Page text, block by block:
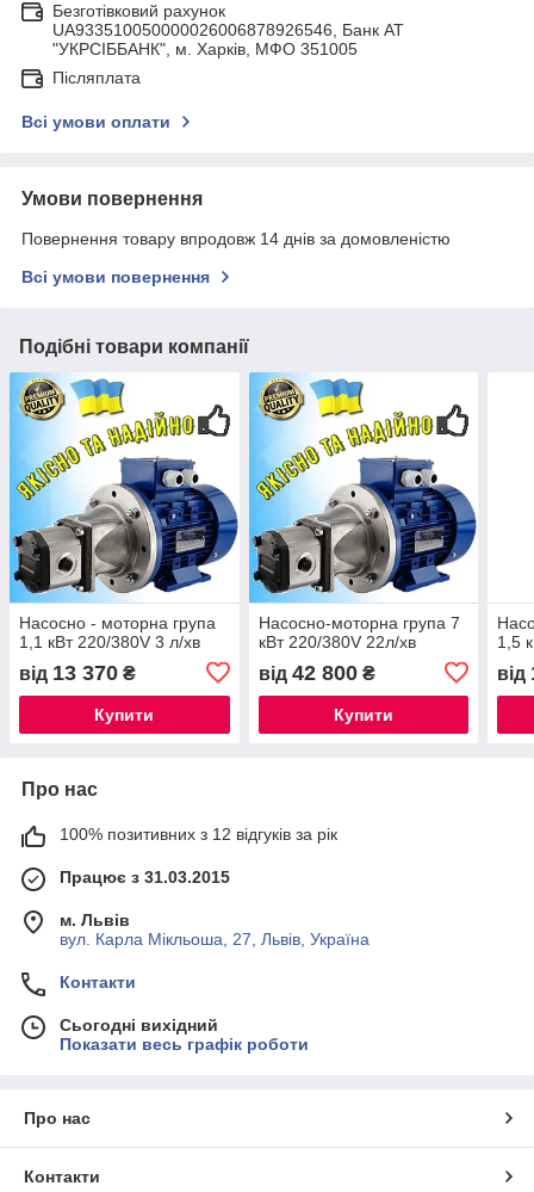
Безготівковий рахунок
UA933510050000026006878926546, Банк АТ
"УКРСIББАНК", м. Харків, МФО 351005
Післяплата
Всі умови оплати
Умови повернення
Повернення товару впродовж 14 днів за домовленістю
Всі умови повернення
Подібні товари компанії
Насосно - моторна група
1,1 кВт 220/380V 3 л/хв
від 13 370 ₴
Купити
Насосно-моторна група 7
кВт 220/380V 22л/хв
від 42 800₴
Купити
1,5
від
Про нас
100% позитивних з 12 відгуків за рік
Працює з 31.03.2015
м. Львів
вул. Карла Мікльоша, 27, Львів, Україна
Контакти
Сьогодні вихідний
Показати весь графік роботи
Про нас
Контакти